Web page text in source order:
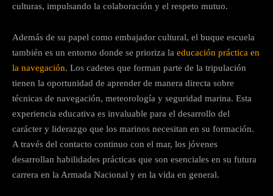
culturas, impulsando la colaboración y el respeto mutuo.
Además de su papel como embajador cultural, el buque escuela
también es un entorno donde se prioriza la educación práctica en
la navegación. Los cadetes que forman parte de la tripulación
tienen la oportunidad de aprender de manera directa sobre
técnicas de navegación, meteorología y seguridad marina. Esta
experiencia educativa es invaluable para el desarrollo del
carácter y liderazgo que los marinos necesitan en su formación.
A través del contacto continuo con el mar, los jóvenes
desarrollan habilidades prácticas que son esenciales en su futura
carrera en la Armada Nacional y en la vida en general.